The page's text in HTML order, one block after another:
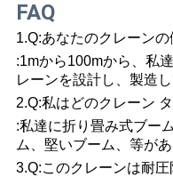
FAQ
1.Q:あなたのクレーンの
:1mから100mから、私
レーンを設計し、製造し
2.Q:私はどのクレーン
:私達に折り畳み式ブー
ム、堅いブーム、等があ
3.Q:このクレーンは耐圧